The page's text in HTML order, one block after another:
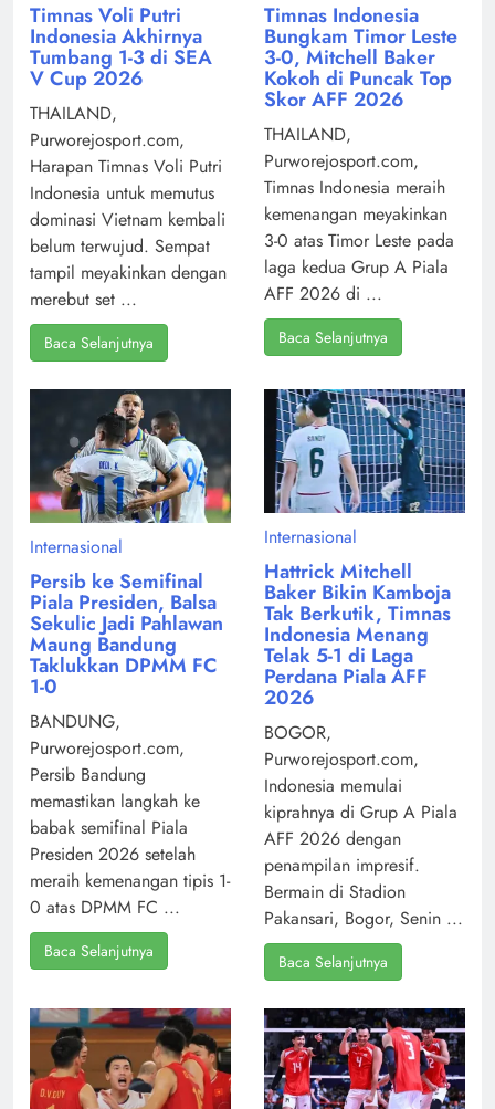
Timnas Voli Putri
Indonesia Akhirnya
Tumbang 1-3 di SEA
V Cup 2026
THAILAND,
Purworejosport.com,
Harapan Timnas Voli Putri
Indonesia untuk memutus
dominasi Vietnam kembali
belum terwujud. Sempat
tampil meyakinkan dengan
merebut set ...
Baca Selanjutnya
Timnas Indonesia
Bungkam Timor Leste
3-0, Mitchell Baker
Kokoh di Puncak Top
Skor AFF 2026
THAILAND,
Purworejosport.com,
Timnas Indonesia meraih
kemenangan meyakinkan
3-0 atas Timor Leste pada
laga kedua Grup A Piala
AFF 2026 di ...
Baca Selanjutnya
Internasional
Persib ke Semifinal
Piala Presiden, Balsa
Sekulic Jadi Pahlawan
Maung Bandung
Taklukkan DPMM FC
1-0
BANDUNG,
Purworejosport.com,
Persib Bandung
memastikan langkah ke
babak semifinal Piala
Presiden 2026 setelah
meraih kemenangan tipis 1-
0 atas DPMM FC ...
Baca Selanjutnya
Internasional
Hattrick Mitchell
Baker Bikin Kamboja
Tak Berkutik, Timnas
Indonesia Menang
Telak 5-1 di Laga
Perdana Piala AFF
2026
BOGOR,
Purworejosport.com,
Indonesia memulai
kiprahnya di Grup A Piala
AFF 2026 dengan
penampilan impresif.
Bermain di Stadion
Pakansari, Bogor, Senin ...
Baca Selanjutnya